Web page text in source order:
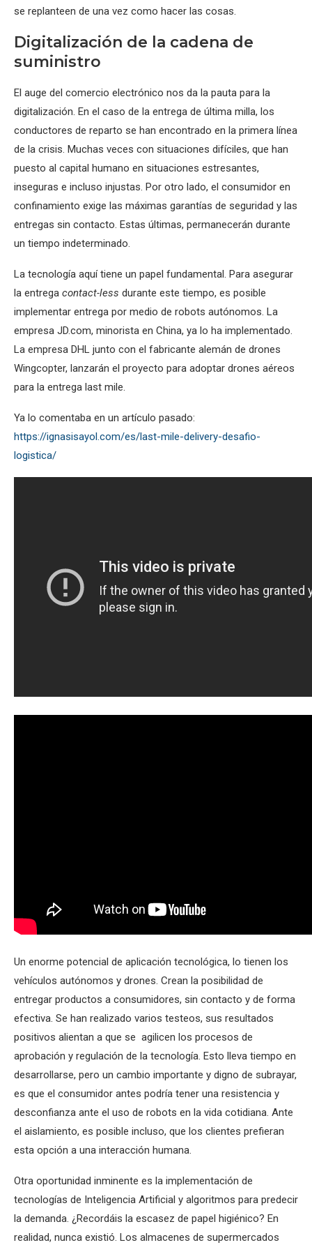
se replanteen de una vez como hacer las cosas.
Digitalización de la cadena de
suministro
El auge del comercio electrónico nos da la pauta para la
digitalización. En el caso de la entrega de última milla, los
conductores de reparto se han encontrado en la primera línea
de la crisis. Muchas veces con situaciones difíciles, que han
puesto al capital humano en situaciones estresantes,
inseguras e incluso injustas. Por otro lado, el consumidor en
confinamiento exige las máximas garantías de seguridad y las
entregas sin contacto. Estas últimas, permanecerán durante
un tiempo indeterminado.
La tecnología aquí tiene un papel fundamental. Para asegurar
la entrega contact-less durante este tiempo, es posible
implementar entrega por medio de robots autónomos. La
empresa JD.com, minorista en China, ya lo ha implementado.
La empresa DHL junto con el fabricante alemán de drones
Wingcopter, lanzarán el proyecto para adoptar drones aéreos
para la entrega last mile.
Ya lo comentaba en un artículo pasado:
https://ignasisayol.com/es/last-mile-delivery-desafio-
logistica/
Un enorme potencial de aplicación tecnológica, lo tienen los
vehículos autónomos y drones. Crean la posibilidad de
entregar productos a consumidores, sin contacto y de forma
efectiva. Se han realizado varios testeos, sus resultados
positivos alientan a que se agilicen los procesos de
aprobación y regulación de la tecnología. Esto lleva tiempo en
desarrollarse, pero un cambio importante y digno de subrayar,
es que el consumidor antes podría tener una resistencia y
desconfianza ante el uso de robots en la vida cotidiana. Ante
el aislamiento, es posible incluso, que los clientes prefieran
esta opción a una interacción humana.
Otra oportunidad inminente es la implementación de
tecnologías de Inteligencia Artificial y algoritmos para predecir
la demanda. ¿Recordáis la escasez de papel higiénico? En
realidad, nunca existió. Los almacenes de supermercados